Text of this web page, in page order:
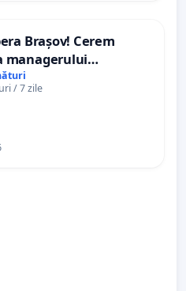
Brașov! Cerem
managerului
Petrean Lucian-Marius!
/ 7 zile